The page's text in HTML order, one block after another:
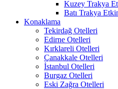
Kuzey Trakya
Batı Trakya
Konaklama
Tekirdağ Otelleri
Edirne Otelleri
Kırklareli Otelleri
Çanakkale Otelleri
İstanbul Otelleri
Burgaz Otelleri
Eski Zağra Otelleri